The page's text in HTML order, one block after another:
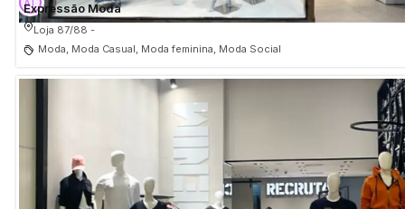
Expressão Moda
Loja 87/88 -
Moda, Moda Casual, Moda feminina, Moda Social